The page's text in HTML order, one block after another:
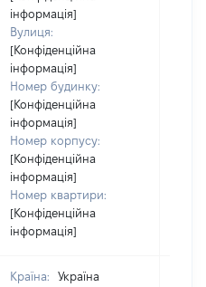
інформація]
Вулиця:
[Конфіденційна
інформація]
Номер будинку:
[Конфіденційна
інформація]
Номер корпусу:
[Конфіденційна
інформація]
Номер квартири:
[Конфіденційна
інформація]
Країна:
Україна